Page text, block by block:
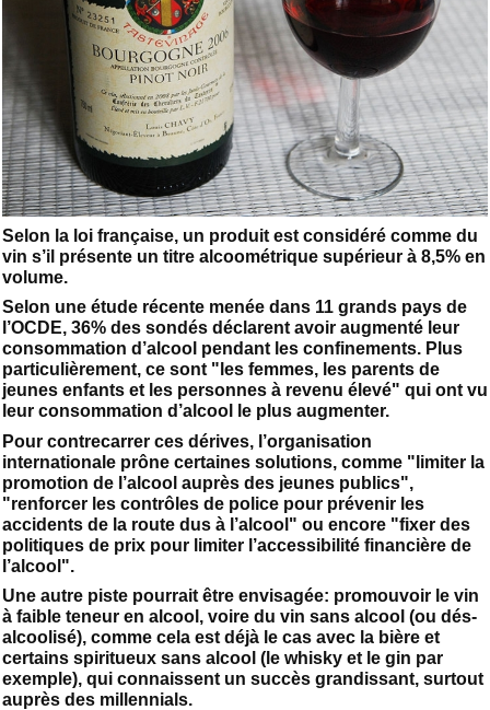
Selon la loi française, un produit est considéré comme du
vin s’il présente un titre alcoométrique supérieur à 8,5% en
volume.
Selon une étude récente menée dans 11 grands pays de
l’OCDE, 36% des sondés déclarent avoir augmenté leur
consommation d’alcool pendant les confinements. Plus
particulièrement, ce sont "les femmes, les parents de
jeunes enfants et les personnes à revenu élevé" qui ont vu
leur consommation d’alcool le plus augmenter.
Pour contrecarrer ces dérives, l’organisation
internationale prône certaines solutions, comme "limiter la
promotion de l’alcool auprès des jeunes publics",
"renforcer les contrôles de police pour prévenir les
accidents de la route dus à l’alcool" ou encore "fixer des
politiques de prix pour limiter l’accessibilité financière de
l’alcool".
Une autre piste pourrait être envisagée: promouvoir le vin
à faible teneur en alcool, voire du vin sans alcool (ou dés-
alcoolisé), comme cela est déjà le cas avec la bière et
certains spiritueux sans alcool (le whisky et le gin par
exemple), qui connaissent un succès grandissant, surtout
auprès des millennials.